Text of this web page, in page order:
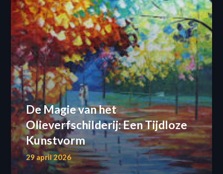
De Magie van het
Olieverfschilderij: Een Tijdloze
Kunstvorm
29 april 2026